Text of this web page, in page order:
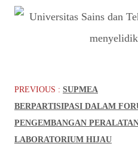
PREVIOUS : SUPMEA
BERPARTISIPASI DALAM
PENGEMBANGAN
LABORATORIUM HIJAU